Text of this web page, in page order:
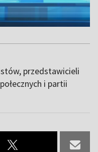
przedstawicieli
i partii